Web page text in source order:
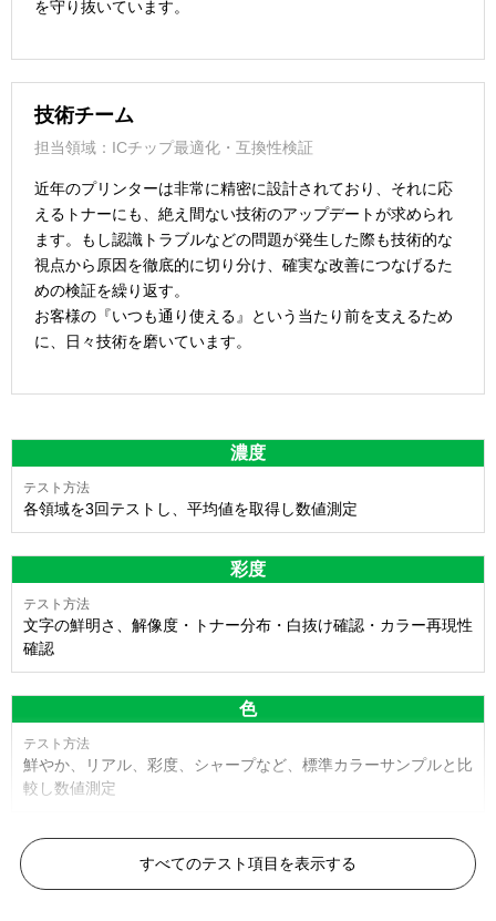
を守り抜いています。
技術チーム
担当領域：ICチップ最適化・互換性検証
近年のプリンターは非常に精密に設計されており、それに応
えるトナーにも、絶え間ない技術のアップデートが求められ
ます。もし認識トラブルなどの問題が発生した際も技術的な
視点から原因を徹底的に切り分け、確実な改善につなげるた
めの検証を繰り返す。
お客様の『いつも通り使える』という当たり前を支えるため
に、日々技術を磨いています。
濃度
各領域を3回テストし、平均値を取得し数値測定
彩度
文字の鮮明さ、解像度・トナー分布・白抜け確認・カラー再現性
確認
色
鮮やか、リアル、彩度、シャープなど、標準カラーサンプルと比
較し数値測定
すべてのテスト項目を表示する